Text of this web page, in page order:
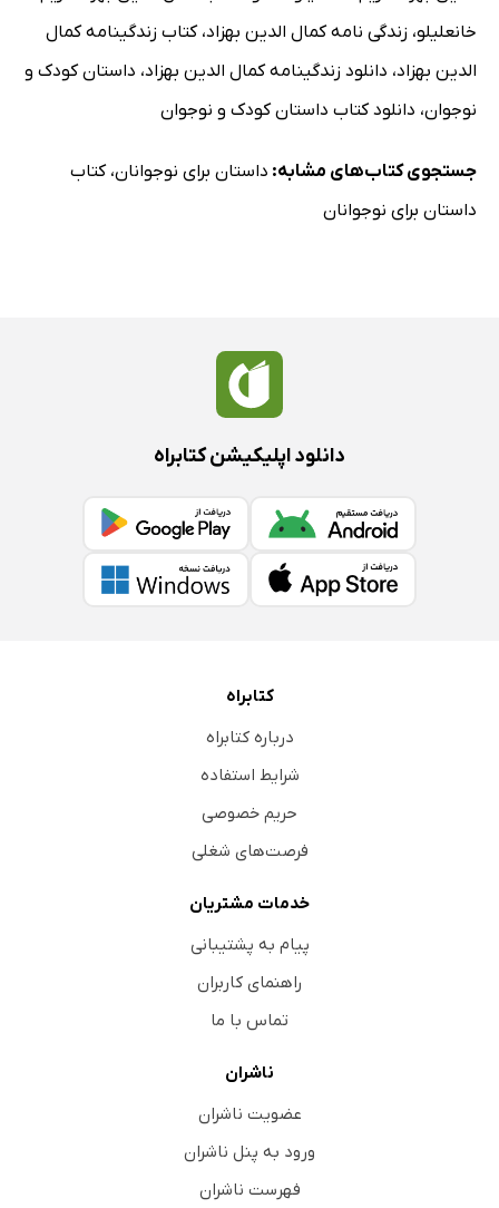
خانعلیلو، زندگی نامه کمال الدین بهزاد،کتاب زندگینامه کمال
الدین بهزاد، دانلود زندگینامه کمال الدین بهزاد، داستان کودک و
نوجوان، دانلود کتاب داستان کودک و نوجوان
جستجوی کتاب‌های مشابه: داستان برای نوجوانان،کتاب
داستان برای نوجوانان
دانلود اپلیکیشن کتابراه
کتابراه
درباره کتابراه
شرایط استفاده
حریم خصوصی
فرصت‌های شغلی
خدمات مشتریان
پیام به پشتیبانی
راهنمای کاربران
تماس با ما
ناشران
عضویت ناشران
ورود به پنل ناشران
فهرست ناشران